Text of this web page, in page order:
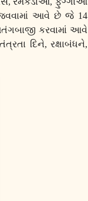
આવે છે જે 14
કરવામાં આવે
દિને,રક્ષાબંધને,